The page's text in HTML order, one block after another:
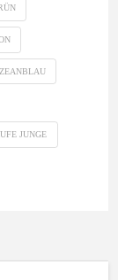
JUNGE